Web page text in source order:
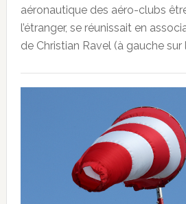
aéronautique des aéro-clubs
l’étranger, se réunissait en
de Christian Ravel (à gauche sur